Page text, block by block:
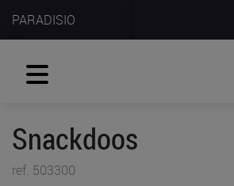
PARADISIO
Snackdoos
ref. 503300